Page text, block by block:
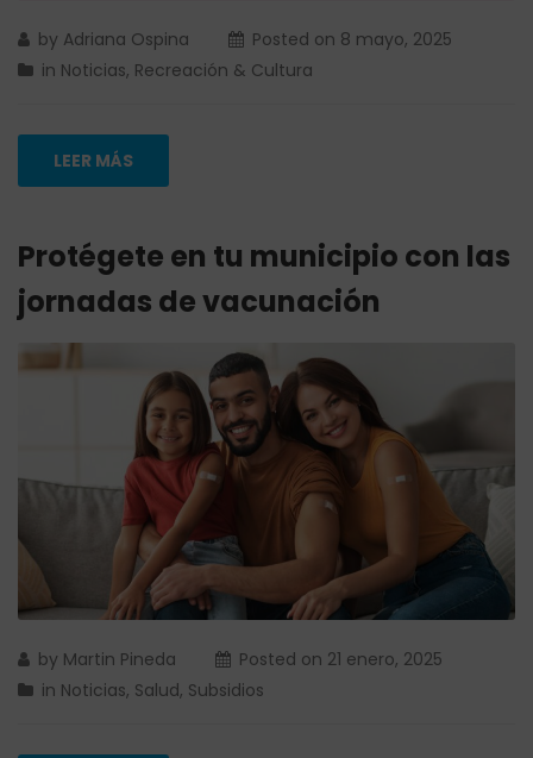
by Adriana Ospina Posted on 8 mayo, 2025
in Noticias, Recreación & Cultura
LEER MÁS
Protégete en tu municipio con las
jornadas de vacunación
by Martin Pineda Posted on 21 enero, 2025
in Noticias, Salud, Subsidios